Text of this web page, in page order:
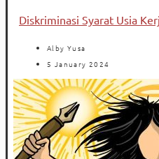
Diskriminasi Syarat Usia
Alby Yusa
5 January 2024